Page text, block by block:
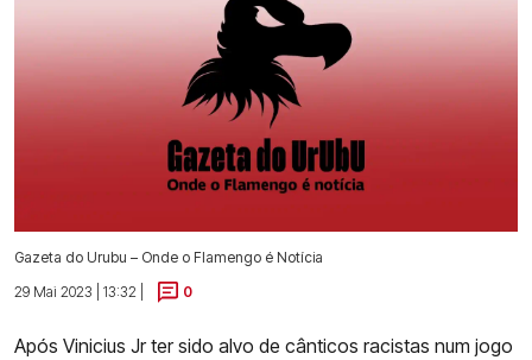
Gazeta do Urubu – Onde o Flamengo é Notícia
29 Mai 2023 | 13:32 |
0
Após Vinicius Jr ter sido alvo de cânticos racistas num jogo